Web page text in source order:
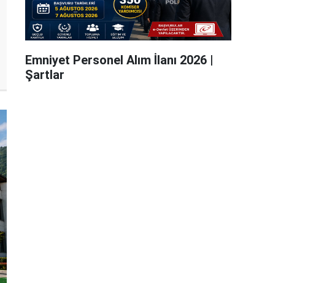
Emniyet Personel Alım İlanı 2026 |
Şartlar